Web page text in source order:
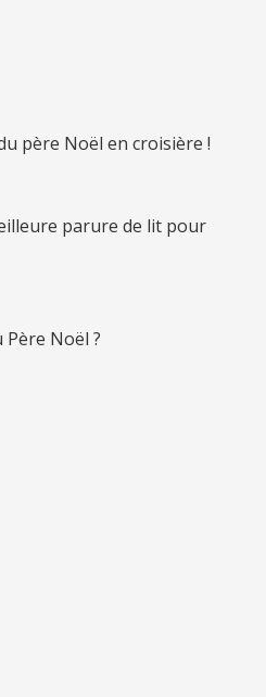
père Noël en croisière !
parure de lit pour
Père Noël ?